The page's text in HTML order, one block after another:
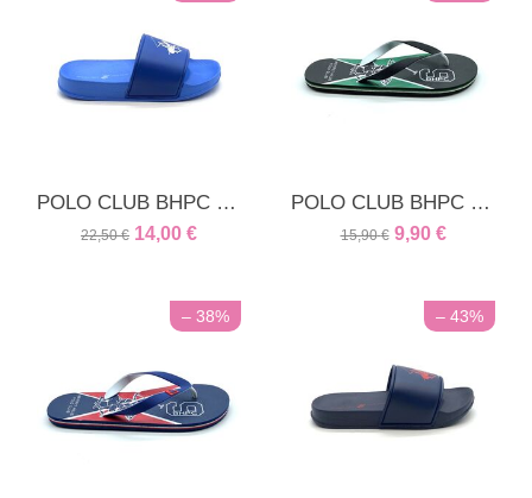
POLO CLUB BHPC unisex παντόφλα ρόαγιαλ
22,50 € 14,00 €
POLO CLUB BHPC Ανδρική - εφηβική παντόφλα μαύρη
15,90 € 9,90 €
– 38% – 43%